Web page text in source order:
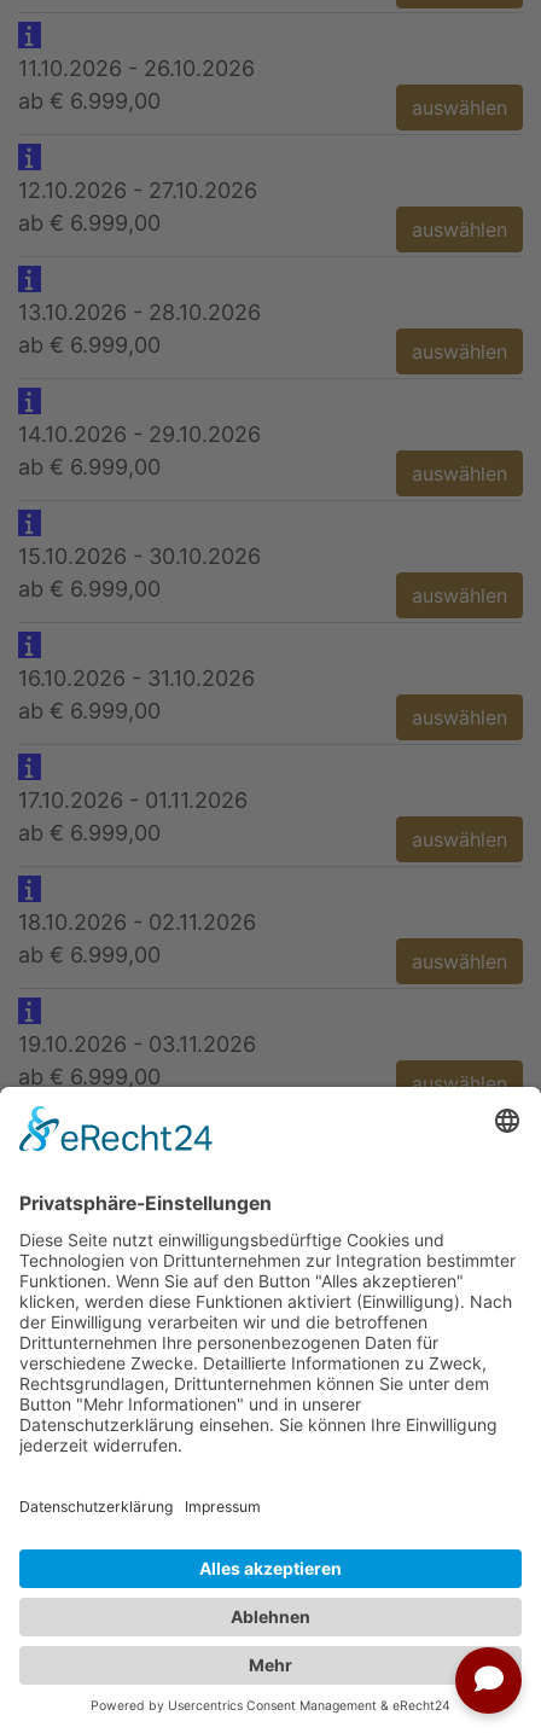
11.10.2026 - 26.10.2026
ab € 6.999,00
auswählen
12.10.2026 - 27.10.2026
ab € 6.999,00
auswählen
13.10.2026 - 28.10.2026
ab € 6.999,00
auswählen
14.10.2026 - 29.10.2026
ab € 6.999,00
auswählen
15.10.2026 - 30.10.2026
ab € 6.999,00
auswählen
16.10.2026 - 31.10.2026
ab € 6.999,00
auswählen
17.10.2026 - 01.11.2026
ab € 6.999,00
auswählen
18.10.2026 - 02.11.2026
ab € 6.999,00
auswählen
19.10.2026 - 03.11.2026
ab € 6.999,00
auswählen
ab € 6.999,00
21.10.2026 - 05.11.2026
ab € 6.999,00
auswählen
22.10.2026 - 06.11.2026
ab € 6.999,00
24.10.2026 - 08.11.2026
ab € 6.999,00
auswählen